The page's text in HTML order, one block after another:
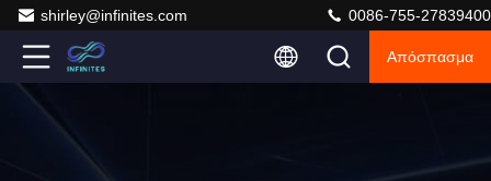
shirley@infinites.com 0086-755-27839400
Απόσπασμα